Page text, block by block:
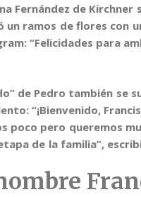
Fernández de Kirchner
un ramos de flores con
“Felicidades para
de Pedro también se
“¡Bienvenido,
poco pero queremos
de la familia”,